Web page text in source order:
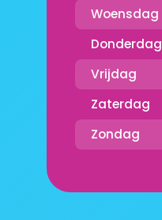
Woensdag
Donderdag
Vrijdag
Zaterdag
Zondag